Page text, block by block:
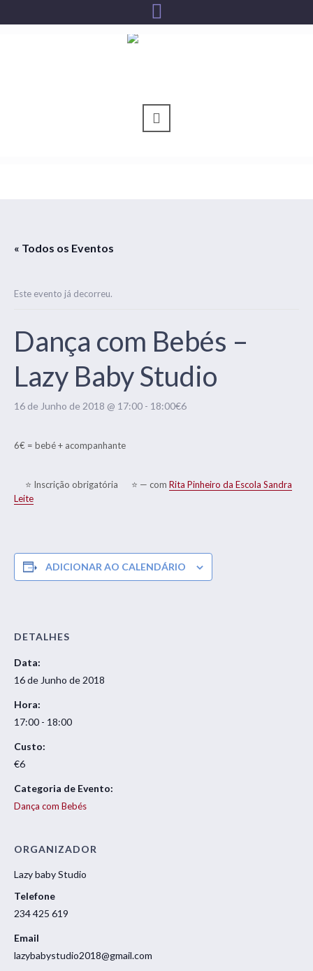
« Todos os Eventos
Este evento já decorreu.
Dança com Bebés –
Lazy Baby Studio
16 de Junho de 2018 @ 17:00 - 18:00€6
6€ = bebé + acompanhante
⭐ Inscrição obrigatória ⭐ — com Rita Pinheiro da Escola Sandra
Leite
ADICIONAR AO CALENDÁRIO
DETALHES
Data:
16 de Junho de 2018
Hora:
17:00 - 18:00
Custo:
€6
Categoria de Evento:
Dança com Bebés
ORGANIZADOR
Lazy baby Studio
Telefone
234 425 619
Email
lazybabystudio2018@gmail.com